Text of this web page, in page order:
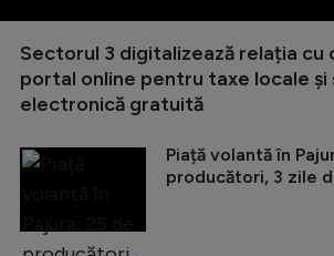
Sectorul 3 digitalizează relația cu
portal online pentru taxe locale și
electronică gratuită
Piață volantă în
producători, 3 zile